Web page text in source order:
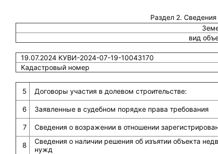
Раздел 2.
вид
19.07.2024 КУВИ-2024-07-19-10043170
Кадастровый номер
5 Договоры участия в долевом строительстве:
6 Заявленные в судебном порядке права требования
7 Сведения о возражении в отношении
8
Сведения о наличии решения об изъятии объекта
нужд